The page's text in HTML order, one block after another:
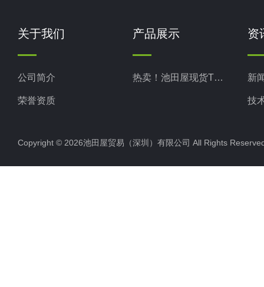
关于我们
公司简介
荣誉资质
产品展示
热卖！池田屋现货TKD武田
资
新
技
Copyright © 2026池田屋贸易（深圳）有限公司 All Rights